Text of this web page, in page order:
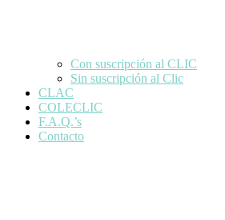
Con suscripción al CLIC
Sin suscripción al Clic
CLAC
COLECLIC
F.A.Q.’s
Contacto